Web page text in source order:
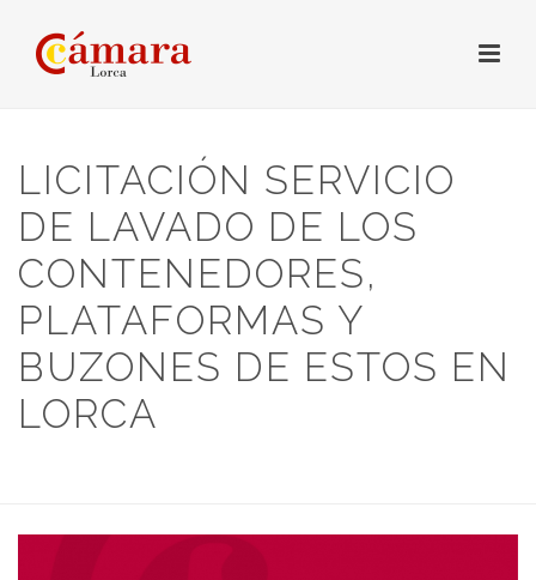
LICITACIÓN SERVICIO
DE LAVADO DE LOS
CONTENEDORES,
PLATAFORMAS Y
BUZONES DE ESTOS EN
LORCA